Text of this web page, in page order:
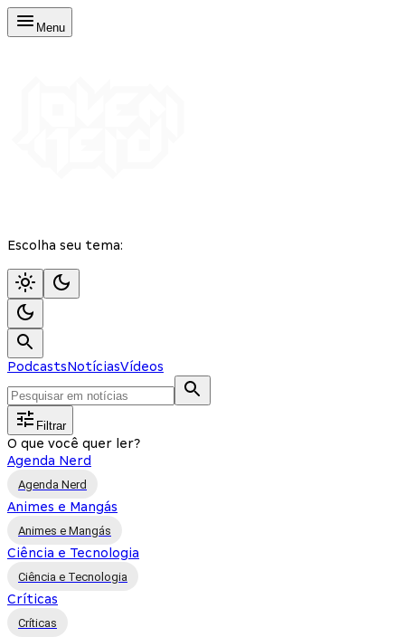
Menu
Escolha seu tema:
PodcastsNotíciasVídeos
Filtrar
O que você quer ler?
Agenda Nerd
Agenda Nerd
Animes e Mangás
Animes e Mangás
Ciência e Tecnologia
Ciência e Tecnologia
Críticas
Críticas